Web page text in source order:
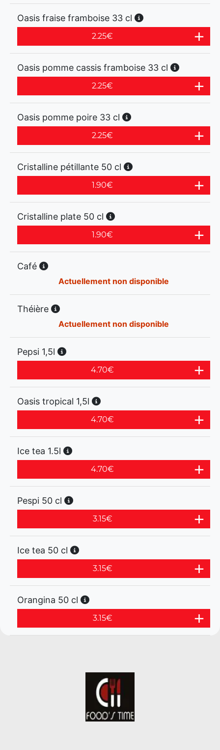
Oasis fraise framboise 33 cl
2.25€
Oasis pomme cassis framboise 33 cl
2.25€
Oasis pomme poire 33 cl
2.25€
Cristalline pétillante 50 cl
1.90€
Cristalline plate 50 cl
1.90€
Café
Actuellement non disponible
Théière
Actuellement non disponible
Pepsi 1,5l
4.70€
Oasis tropical 1,5l
4.70€
Ice tea 1.5l
4.70€
Pespi 50 cl
3.15€
Ice tea 50 cl
3.15€
Orangina 50 cl
3.15€